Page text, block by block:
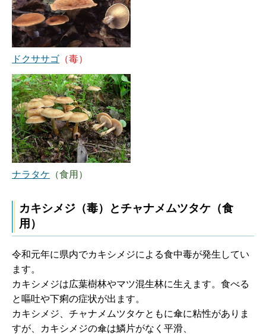
ドクササゴ （毒）
ナラタケ （食用）
カキシメジ（毒）とチャナメムツタケ（食
用）
令和元年に県内でカキシメジによる食中毒が発生してい
ます。
カキシメジは広葉樹林やマツ混生林に生えます。食べる
と嘔吐や下痢の症状が出ます。
カキシメジ、チャナメムツタケともに傘に粘性がありま
すが、カキシメジの傘は鱗片がなく平滑、